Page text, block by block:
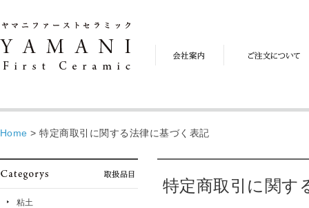
い
Home >特定商取引に関する法律に基づく表記
粘土
特定商取引に関す